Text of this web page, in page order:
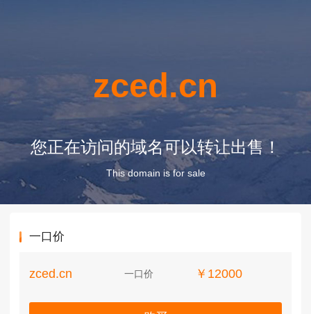
zced.cn
您正在访问的域名可以转让出售！
This domain is for sale
一口价
zced.cn 一口价 ￥12000